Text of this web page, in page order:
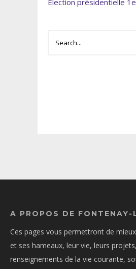
A PROPOS DE FONTENAY-
Ces pages vous permettront de
et ses hameaux, leur vie, leurs
renseignements de la vie courante,